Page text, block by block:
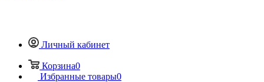
Личный кабинет
Корзина0
Избранные товары0